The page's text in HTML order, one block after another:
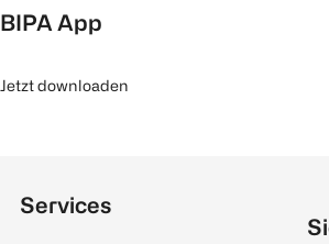
BIPA App
Jetzt downloaden
Services